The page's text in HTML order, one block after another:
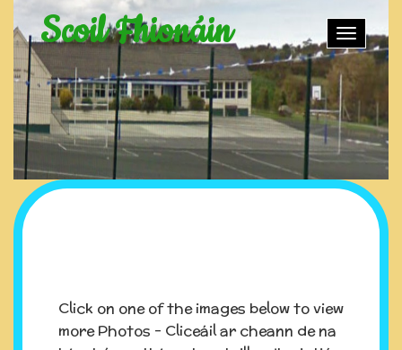
Toggle
Scoil Fhionáin
Click on one of the images below to view
more Photos - Cliceáil ar cheann de na